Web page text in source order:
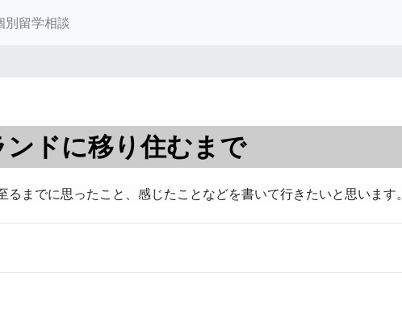
別留学相談
ドに移り住むまで
までに思ったこと、感じたことなどを書いて行きたいと思います。